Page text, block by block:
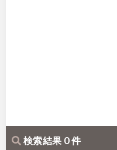
検索結果 0 件